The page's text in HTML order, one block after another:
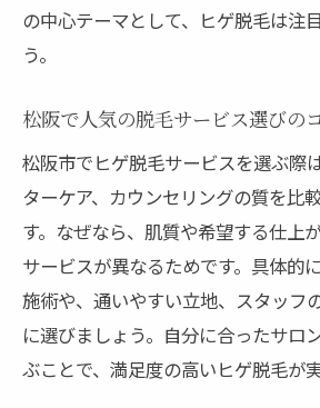
医療脱毛の安心感と高い
三重県で医療脱毛を選ぶ際
ヒゲ脱毛経験者が語るリ
脱毛を成功させるための
の中心テーマとして、ヒゲ脱毛は注
う。
松阪で人気の脱毛サービス選びの
松阪市でヒゲ脱毛サービスを選ぶ際
ターケア、カウンセリングの質を比
す。なぜなら、肌質や希望する仕上
サービスが異なるためです。具体的
施術や、通いやすい立地、スタッフ
に選びましょう。自分に合ったサロ
ぶことで、満足度の高いヒゲ脱毛が実